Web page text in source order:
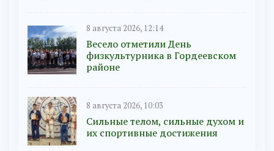
8 августа 2026, 12:14
Весело отметили День
физкультурника в Гордеевском
районе
8 августа 2026, 10:03
Сильные телом, сильные духом и
их спортивные достижения